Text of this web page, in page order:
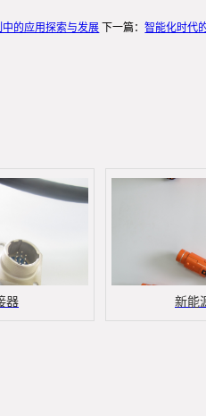
的应用探索与发展 下一篇：智能化时代
器 新能